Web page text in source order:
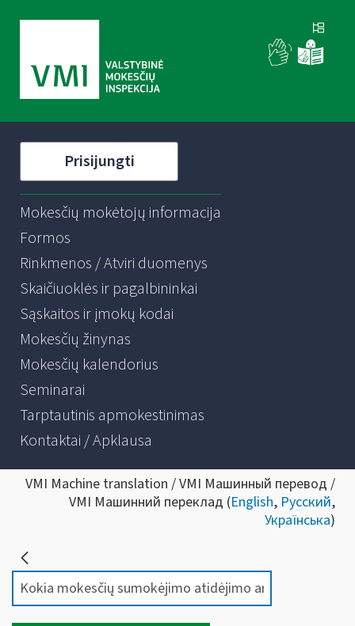
Prisijungti
Mokesčių mokėtojų informacija
Formos
Rinkmenos / Atviri duomenys
Skaičiuoklės ir pagalbininkai
Sąskaitos ir įmokų kodai
Mokesčių žinynas
Mokesčių kalendorius
Seminarai
Tarptautinis apmokestinimas
Kontaktai / Apklausa
VMI Machine translation / VMI Машинный перевод /
VMI Машинний переклад (English, Русский,
Українська)